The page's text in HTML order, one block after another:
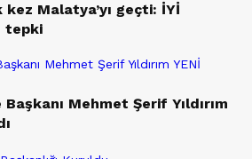
Malatya’yı geçti: İYİ
tepki
Mehmet Şerif Yıldırım